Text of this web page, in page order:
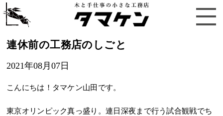
連休前の工務店のしごと
2021年08月07日
こんにちは！タマケン山田です。
東京オリンピック真っ盛り。連日深夜まで行う試合観戦でち